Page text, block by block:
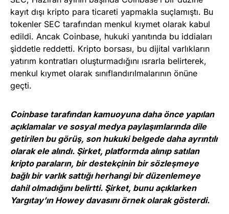
kayıt dışı kripto para ticareti yapmakla suçlamıştı. Bu
tokenler SEC tarafından menkul kıymet olarak kabul
edildi. Ancak Coinbase, hukuki yanıtında bu iddiaları
şiddetle reddetti. Kripto borsası, bu dijital varlıkların
yatırım kontratları oluşturmadığını ısrarla belirterek,
menkul kıymet olarak sınıflandırılmalarının önüne
geçti.
Coinbase tarafından kamuoyuna daha önce yapılan
açıklamalar ve sosyal medya paylaşımlarında dile
getirilen bu görüş, son hukuki belgede daha ayrıntılı
olarak ele alındı. Şirket, platformda alınıp satılan
kripto paraların, bir destekçinin bir sözleşmeye
bağlı bir varlık sattığı herhangi bir düzenlemeye
dahil olmadığını belirtti. Şirket, bunu açıklarken
Yargıtay’ın Howey davasını örnek olarak gösterdi.